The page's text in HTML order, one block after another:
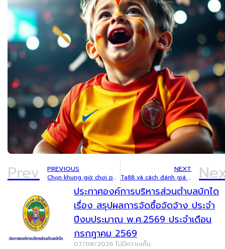
Prev PREVIOUS
Chọn khung giờ chơi phù hợp với từng nhóm game tại Fabet
NEXT
Ta88 và cách đánh giá tốc độ nạp rút cùng hỗ trợ khách hàng
ประกาศองค์การบริหารส่วนตำบลบักได
เรื่อง สรุปผลการจัดซื้อจัดจ้าง ประจำ
ปีงบประมาณ พ.ศ.2569 ประจำเดือน
กรกฎาคม 2569
07/08/2026 ไม่มีความเห็น